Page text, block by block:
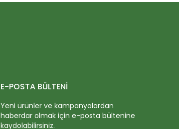
E-POSTA BÜLTENİ
Yeni ürünler ve kampanyalardan
haberdar olmak için e-posta bültenine
kaydolabilirsiniz.